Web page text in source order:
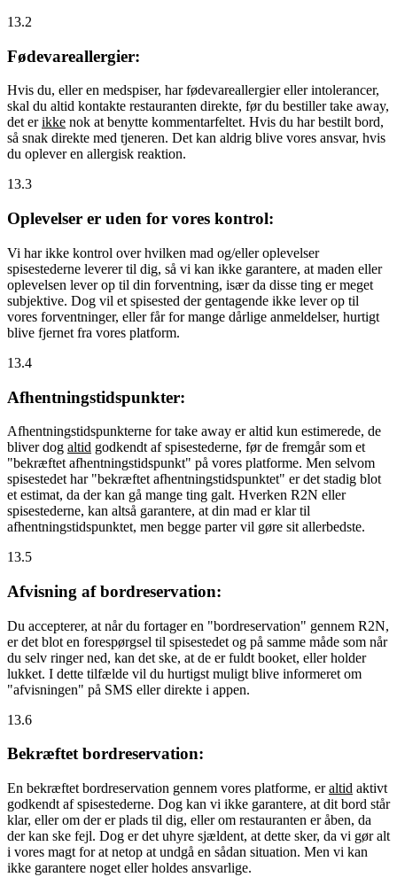
13.2
Fødevareallergier:
Hvis du, eller en medspiser, har fødevareallergier eller intolerancer,
skal du altid kontakte restauranten direkte, før du bestiller take away,
det erikke nok at benytte kommentarfeltet. Hvis du har bestilt bord,
så snak direkte med tjeneren. Det kan aldrig blive vores ansvar, hvis
du oplever en allergisk reaktion.
13.3
Oplevelser er uden for vores kontrol:
Vi har ikke kontrol over hvilken mad og/eller oplevelser
spisestederne leverer til dig, så vi kan ikke garantere, at maden eller
oplevelsen lever op til din forventning, især da disse ting er meget
subjektive. Dog vil et spisested der gentagende ikke lever op til
vores forventninger, eller får for mange dårlige anmeldelser, hurtigt
blive fjernet fra vores platform.
13.4
Afhentningstidspunkter:
Afhentningstidspunkterne for take away er altid kun estimerede, de
bliver dog altid godkendt af spisestederne, før de fremgår som et
"bekræftet afhentningstidspunkt" på vores platforme. Men selvom
spisestedet har "bekræftet afhentningstidspunktet" er det stadig blot
et estimat, da der kan gå mange ting galt. Hverken R2N eller
spisestederne, kan altså garantere, at din mad er klar til
afhentningstidspunktet, men begge parter vil gøre sit allerbedste.
13.5
Afvisning af bordreservation:
Du accepterer, at når du fortager en "bordreservation" gennem R2N,
er det blot en forespørgsel til spisestedet og på samme måde som når
du selv ringer ned, kan det ske, at de er fuldt booket, eller holder
lukket. I dette tilfælde vil du hurtigst muligt blive informeret om
"afvisningen" på SMS eller direkte i appen.
13.6
Bekræftet bordreservation:
En bekræftet bordreservation gennem vores platforme, eraltid aktivt
godkendt af spisestederne. Dog kan vi ikke garantere, at dit bord står
klar, eller om der er plads til dig, eller om restauranten er åben, da
der kan ske fejl. Dog er det uhyre sjældent, at dette sker, da vi gør alt
i vores magt for at netop at undgå en sådan situation. Men vi kan
ikke garantere noget eller holdes ansvarlige.